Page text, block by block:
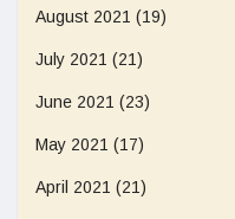
August 2021 (19)
July 2021 (21)
June 2021 (23)
May 2021 (17)
April 2021 (21)